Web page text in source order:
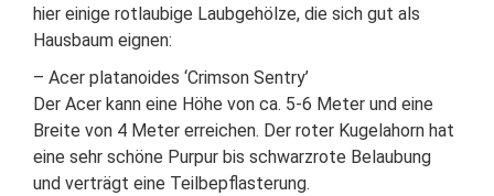
hier einige rotlaubige Laubgehölze, die sich gut als
Hausbaum eignen:
– Acer platanoides ‘Crimson Sentry’
Der Acer kann eine Höhe von ca. 5-6 Meter und eine
Breite von 4 Meter erreichen. Der roter Kugelahorn hat
eine sehr schöne Purpur bis schwarzrote Belaubung
und verträgt eine Teilbepflasterung.